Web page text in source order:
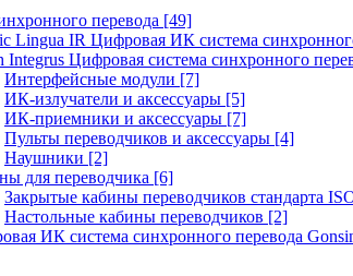
перевода [49]
Lingua IR Цифровая ИК система
Integrus Цифровая система синхронного
Интерфейсные модули [7]
ИК-излучатели и аксессуары [5]
ИК-приемники и аксессуары [7]
Пульты переводчиков и аксессуары [4]
Наушники [2]
для переводчика [6]
Закрытые кабины переводчиков стандарта
Настольные кабины переводчиков [2]
ИК система синхронного перевода